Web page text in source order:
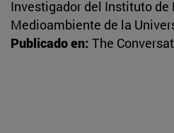
Investigador del Instituto de
Medioambiente de la
Publicado en: The